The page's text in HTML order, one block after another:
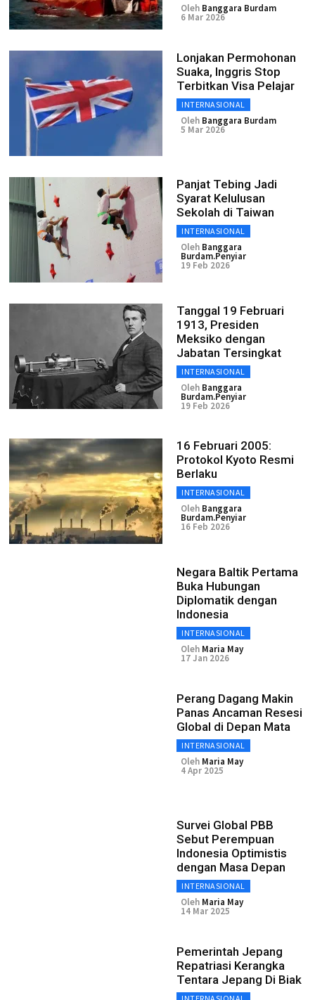
Oleh Banggara Burdam
6 Mar 2026
Lonjakan Permohonan
Suaka, Inggris Stop
Terbitkan Visa Pelajar
INTERNASIONAL
Oleh Banggara Burdam
5 Mar 2026
Panjat Tebing Jadi
Syarat Kelulusan
Sekolah di Taiwan
INTERNASIONAL
Oleh Banggara
Burdam.Penyiar
19 Feb 2026
Tanggal 19 Februari
1913, Presiden
Meksiko dengan
Jabatan Tersingkat
INTERNASIONAL
Oleh Banggara
Burdam.Penyiar
19 Feb 2026
16 Februari 2005:
Protokol Kyoto Resmi
Berlaku
INTERNASIONAL
Oleh Banggara
Burdam.Penyiar
16 Feb 2026
Negara Baltik Pertama
Buka Hubungan
Diplomatik dengan
Indonesia
INTERNASIONAL
Oleh Maria May
17 Jan 2026
Perang Dagang Makin
Panas Ancaman Resesi
Global di Depan Mata
INTERNASIONAL
Oleh Maria May
4 Apr 2025
Survei Global PBB
Sebut Perempuan
Indonesia Optimistis
dengan Masa Depan
INTERNASIONAL
Oleh Maria May
14 Mar 2025
Pemerintah Jepang
Repatriasi Kerangka
Tentara Jepang Di Biak